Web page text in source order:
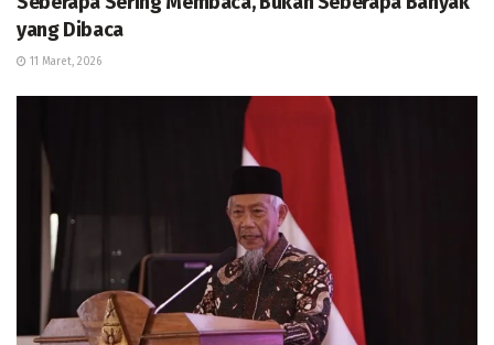
yang Dibaca
11 Maret, 2026